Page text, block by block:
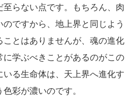
らない点です。もちろん、肉
ですから、地上界と同じよう
とはありませんが、魂の進化
学ぶべきことがあるのがこの
る生命体は、天上界へ進化す
彩が濃いのです。